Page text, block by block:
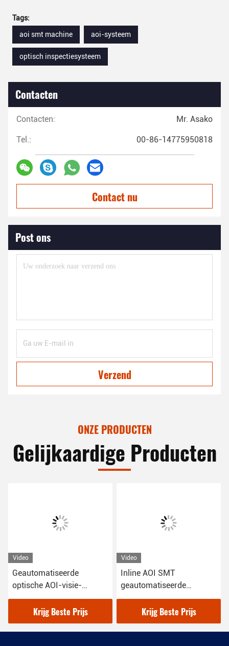
Tags:
aoi smt machine
aoi-systeem
optisch inspectiesysteem
Contacten
Contacten: Mr. Asako
Tel.: 00-86-14775950818
Contact nu
Post ons
Verzend
ONZE PRODUCTEN
Gelijkaardige Producten
Video
Geautomatiseerde
optische AOI-visie-
inspectiesystemen
Krijg Beste Prijs
Video
Inline AOI SMT
geautomatiseerde
optische inspectie
machineKrijg Beste Prijs